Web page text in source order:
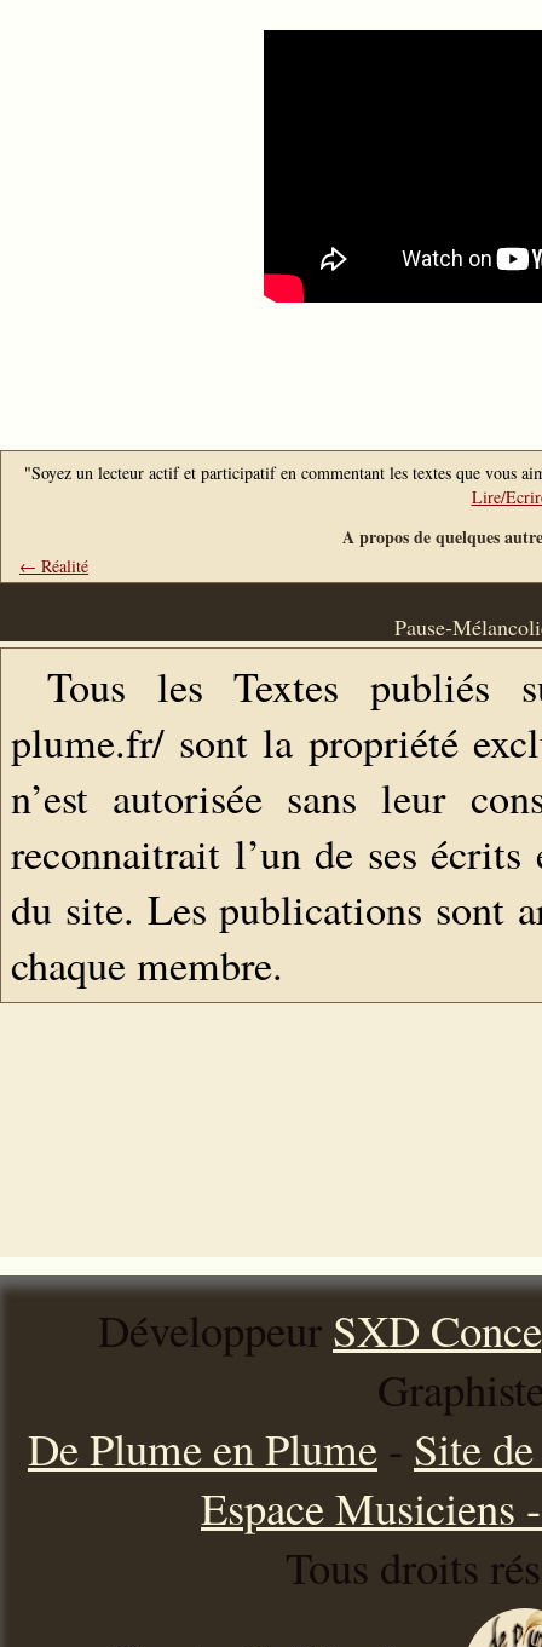
"Soyez un lecteur actif et participatif en commentant les textes que vous
Lire/
A propos de quelques
← Réalité
Pause-
Tous les Textes publiés
plume.fr/ sont la propriété
n’est autorisée sans leur
reconnaitrait l’un de ses
du site. Les publications sont
chaque membre.
Développeur SXD
De Plume en Plume - Site
Espace Musiciens
Tous droits